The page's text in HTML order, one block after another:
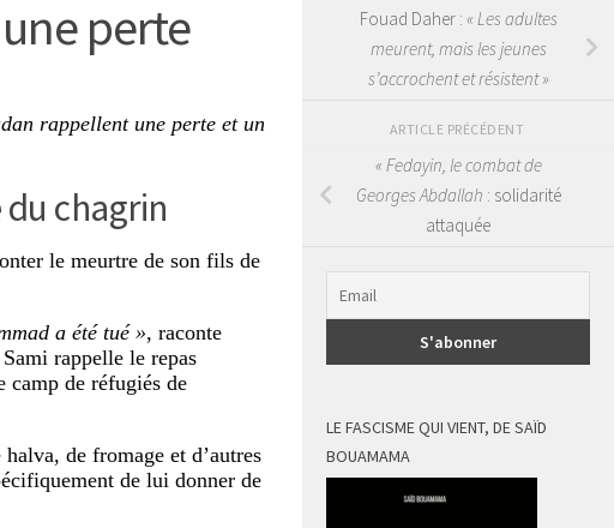
perte
rappellent une perte et un
chagrin
le meurtre de son fils de
a été tué », raconte
rappelle le repas
camp de réfugiés de
de fromage et d’autres
de lui donner de
Fouad Daher : « Les adultes
meurent, mais les jeunes
s’accrochent et résistent »
ARTICLE PRÉCÉDENT
« Fedayin, le combat de
Georges Abdallah : solidarité
attaquée
LE FASCISME QUI VIENT, DE SAÏD
BOUAMAMA